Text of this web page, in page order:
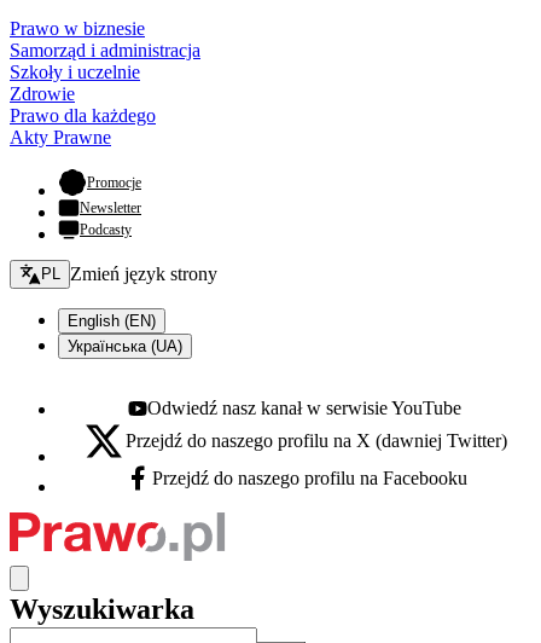
Prawo w biznesie
Samorząd i administracja
Szkoły i uczelnie
Zdrowie
Prawo dla każdego
Akty Prawne
Promocje- otwiera się w nowej karcie
Newsletter
Podcasty
Zmień język - bieżący:
PL Zmień język strony
English (EN)
Українська (UA)
Youtube - otwiera się w nowej karcie
Odwiedź nasz kanał w serwisie YouTube
X - otwiera się w nowej karcie
Przejdź do naszego profilu na X (dawniej Twitter)
Facebook - otwiera się w nowej karcie
Przejdź do naszego profilu na Facebooku
Wyszukiwarka